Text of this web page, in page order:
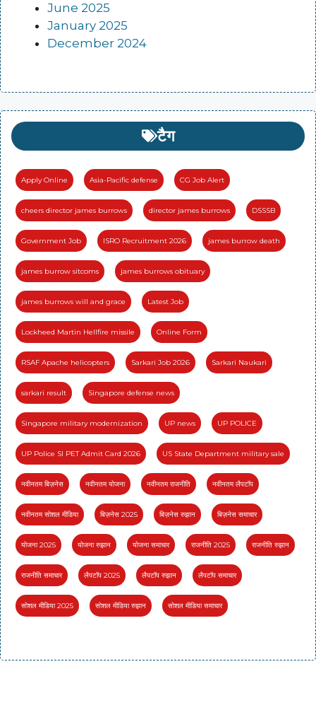
June 2025
January 2025
December 2024
टैग
Apply Online Asia-Pacific defense CG Job Alert
cheers director james burrows director james burrows DSSSB
Government Job ISRO Recruitment 2026 james burrow death
james burrow sitcoms james burrows obituary
james burrows will and grace Latest Job
Lockheed Martin Hellfire missile Online Form
RSAF Apache helicopters Sarkari Job 2026 Sarkari Naukari
sarkari result Singapore defense news
Singapore military modernization UP news UP POLICE
UP Police SI PET Admit Card 2026 US State Department military sale
नवीनतम बिज़नेस नवीनतम योजना नवीनतम राजनीति नवीनतम लैपटॉप
नवीनतम सोशल मीडिया बिज़नेस 2025 बिज़नेस रुझान बिज़नेस समाचार
योजना 2025 योजना रुझान योजना समाचार राजनीति 2025 राजनीति रुझान
राजनीति समाचार लैपटॉप 2025 लैपटॉप रुझान लैपटॉप समाचार
सोशल मीडिया 2025 सोशल मीडिया रुझान सोशल मीडिया समाचार